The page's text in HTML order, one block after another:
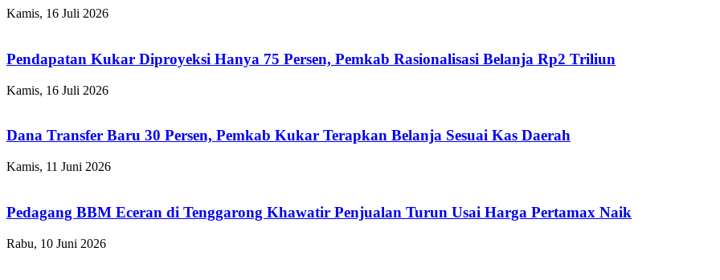
Kamis, 16 Juli 2026
Pendapatan Kukar Diproyeksi Hanya 75 Persen, Pemkab Rasionalisasi Belanja Rp2 Triliun
Kamis, 16 Juli 2026
Dana Transfer Baru 30 Persen, Pemkab Kukar Terapkan Belanja Sesuai Kas Daerah
Kamis, 11 Juni 2026
Pedagang BBM Eceran di Tenggarong Khawatir Penjualan Turun Usai Harga Pertamax Naik
Rabu, 10 Juni 2026